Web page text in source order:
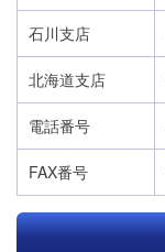
石川支店
北海道支店
電話番号
FAX番号